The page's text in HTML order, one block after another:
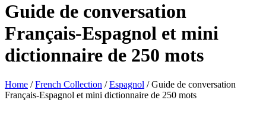
Guide de conversation
Français-Espagnol et mini
dictionnaire de 250 mots
Home /French Collection /Espagnol / Guide de conversation
Français-Espagnol et mini dictionnaire de 250 mots